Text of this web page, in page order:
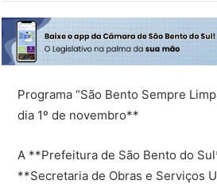
Programa “São Bento Sempre
dia 1º de novembro**
A **Prefeitura de São Bento do
**Secretaria de Obras e Serviços